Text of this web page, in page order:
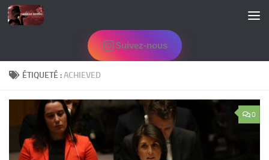
Skip to content
Suivez-nous
ÉTIQUETÉ :ACHIEVED
0